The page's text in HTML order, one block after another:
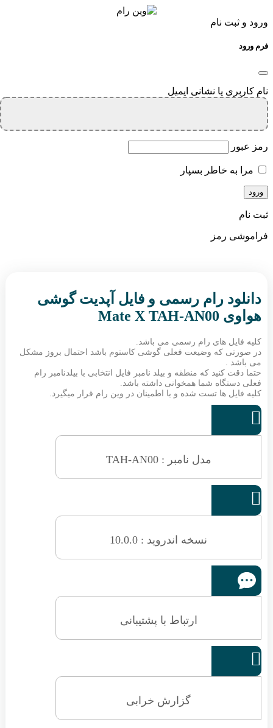
ورود و ثبت نام
فرم ورود
نام کاربری یا نشانی ایمیل
رمز عبور
مرا به خاطر بسپار
ثبت نام
فراموشی رمز
دانلود رام رسمی و فایل آپدیت گوشی
هواوی Mate X TAH-AN00
کلیه فایل های رام رسمی می باشد.
در صورتی که وضیعت فعلی گوشی کاستوم باشد احتمال بروز مشکل
می باشد .
حتما دقت کنید که منطقه و بیلد نامبر فایل انتخابی با بیلدنامبر رام
فعلی دستگاه شما همخوانی داشته باشد.
کلیه فایل ها تست شده و با اطمینان در وین رام قرار میگیرد.

مدل نامبر : TAH-AN00

نسخه اندروید : 10.0.0
ارتباط با پشتیبانی

گزارش خرابی